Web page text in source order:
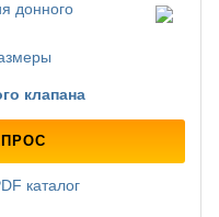
клапана
каталог